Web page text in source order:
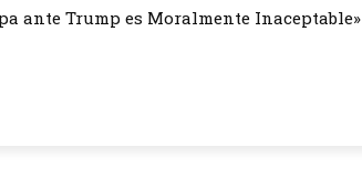
ante Trump es Moralmente Inaceptable»